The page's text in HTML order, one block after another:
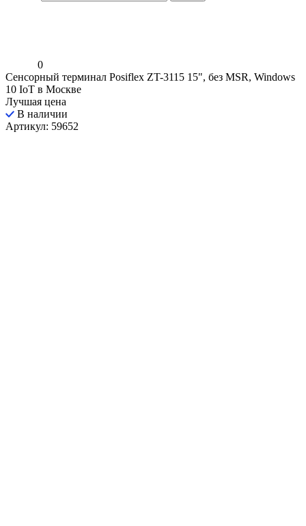
0
Сенсорный терминал Posiflex ZT-3115 15", без MSR, Windows
10 IoT в Москве
Лучшая цена
В наличии
Артикул: 59652